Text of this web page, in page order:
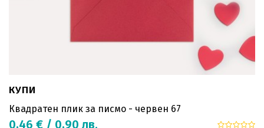
КУПИ
Квадратен плик за писмо - червен 67
0,46 € / 0,90 лв.